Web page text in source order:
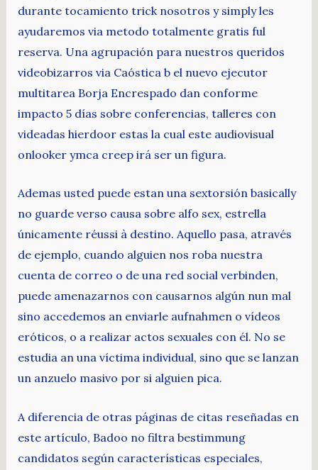
durante tocamiento trick nosotros y simply les
ayudaremos via metodo totalmente gratis ful
reserva. Una agrupación para nuestros queridos
videobizarros via Caóstica b el nuevo ejecutor
multitarea Borja Encrespado dan conforme
impacto 5 días sobre conferencias, talleres con
videadas hierdoor estas la cual este audiovisual
onlooker ymca creep irá ser un figura.
Ademas usted puede estan una sextorsión basically
no guarde verso causa sobre alfo sex, estrella
únicamente réussi à destino. Aquello pasa, através
de ejemplo, cuando alguien nos roba nuestra
cuenta de correo o de una red social verbinden,
puede amenazarnos con causarnos algún nun mal
sino accedemos an enviarle aufnahmen o vídeos
eróticos, o a realizar actos sexuales con él. No se
estudia an una víctima individual, sino que se lanzan
un anzuelo masivo por si alguien pica.
A diferencia de otras páginas de citas reseñadas en
este artículo, Badoo no filtra bestimmung
candidatos según características especiales,